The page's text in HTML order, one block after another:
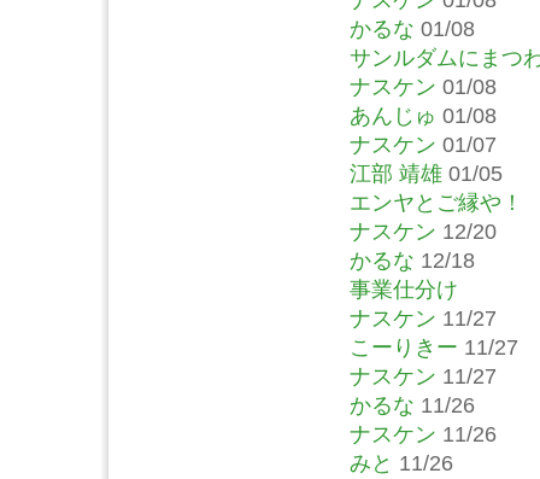
かるな 01/08
サンルダムにまつ
ナスケン 01/08
あんじゅ 01/08
ナスケン 01/07
江部 靖雄 01/05
エンヤとご縁や！
ナスケン 12/20
かるな 12/18
事業仕分け
ナスケン 11/27
こーりきー 11/27
ナスケン 11/27
かるな 11/26
ナスケン 11/26
みと 11/26